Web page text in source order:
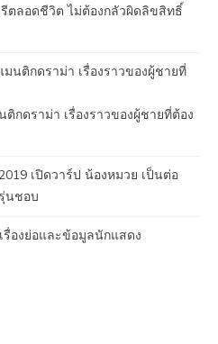
ตลอดชีวิต ไม่ต้องกลัวผิดลิขสิทธิ์
ติกดราม่า เรื่องราวของผู้ชายที่ต้อง
เปิดวาร์ป น้องหมวย เป็นต่อ
นชอบ
องย่อและข้อมูลนักแสดง